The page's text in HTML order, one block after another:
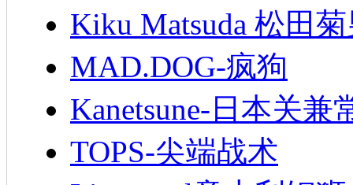
Kiku Matsuda 松田
MAD.DOG-疯狗
Kanetsune-日本关兼
TOPS-尖端战术